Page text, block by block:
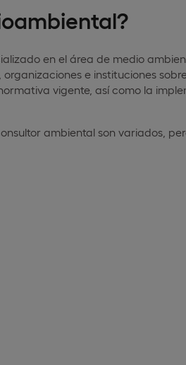
en el área de medio
e instituciones
vigente, así como la
ambiental son variados,